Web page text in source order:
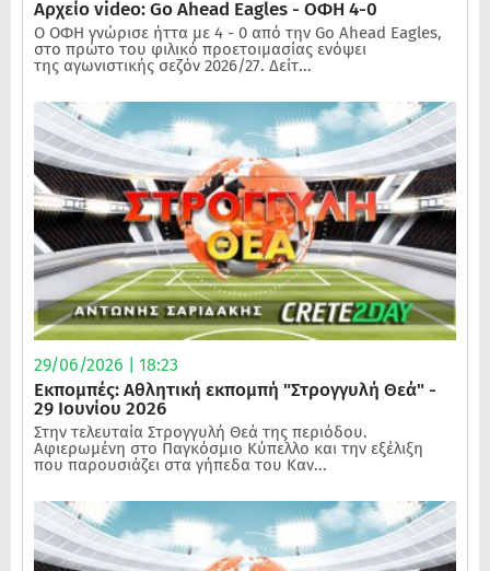
Αρχείο video: Go Ahead Eagles - ΟΦΗ 4-0
Ο ΟΦΗ γνώρισε ήττα με 4 - 0 από την Go Ahead Eagles,
στο πρώτο του φιλικό προετοιμασίας ενόψει
της αγωνιστικής σεζόν 2026/27. Δείτ...
29/06/2026 | 18:23
Εκπομπές: Αθλητική εκπομπή "Στρογγυλή Θεά" -
29 Ιουνίου 2026
Στην τελευταία Στρογγυλή Θεά της περιόδου.
Αφιερωμένη στο Παγκόσμιο Κύπελλο και την εξέλιξη
που παρουσιάζει στα γήπεδα του Καν...